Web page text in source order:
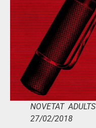
NOVETAT ADULTS
27/02/2018